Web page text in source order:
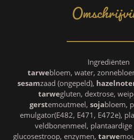
Ingrediënten
tarwebloem, water,
sesamzaad (ongepeld),
tarwegluten, dextrose,
gerstemoutmeel, sojabloem,
emulgator(E482, E471, E472e),
veldbonenmeel, plantaardige
glucosestroop, enzymen, tarwe